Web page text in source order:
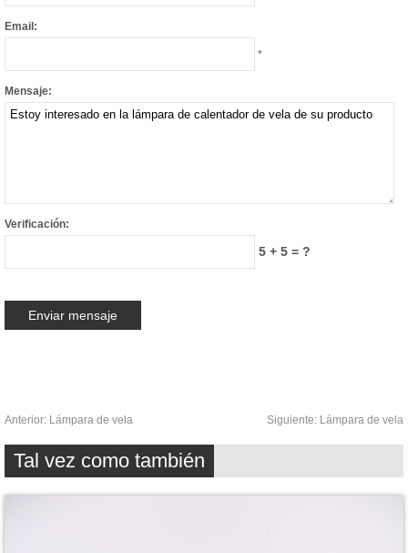
Email:
*
Mensaje:
Verificación:
5 + 5 = ?
Anterior: Lámpara de vela Siguiente: Lámpara de vela
Tal vez como también